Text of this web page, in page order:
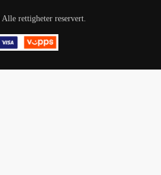
Alle rettigheter reservert.